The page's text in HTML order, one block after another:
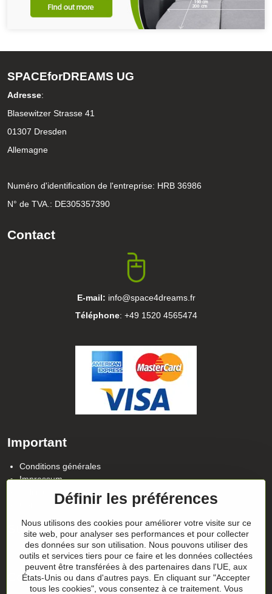
SPACEforDREAMS UG
Adresse:
Blasewitzer Strasse 41
01307 Dresden
Allemagne
Numéro d'identification de l'entreprise: HRB 36986
N° de TVA.: DE305357390
Contact
E-mail: info@space4dreams.fr
Téléphone: +49 1520 4565474
Important
Conditions générales
Impressum
Politique de confidentialité
Suivez notre actualité sur nos réseaux
Facebook Instagram
Conseils sur les cadeaux
Définir les préférences
Nous utilisons des cookies pour améliorer votre visite sur ce
site web, pour analyser ses performances et pour collecter
des données sur son utilisation. Nous pouvons utiliser des
outils et services tiers pour ce faire et les données collectées
peuvent être transférées à des partenaires dans l'UE, aux
États-Unis ou dans d'autres pays. En cliquant sur "Accepter
tous les cookies", vous consentez à ce traitement. Vous